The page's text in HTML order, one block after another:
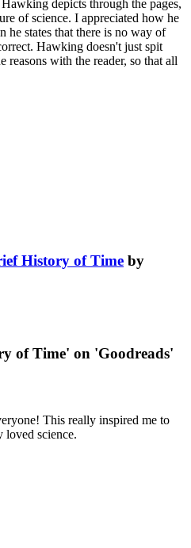
depicts through the pages,
of science. I appreciated how he
he states that there is no way of
Hawking doesn't just spit
reasons with the reader, so that all
History of Time by
of Time' on 'Goodreads'
This really inspired me to
loved science.